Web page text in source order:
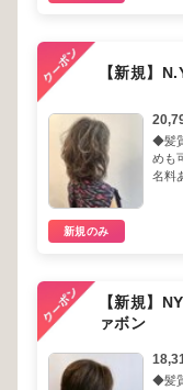
【新規】
◆髪
めも
名料
新規のみ
【新規】
ァボン
◆髪